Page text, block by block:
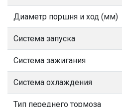
Диаметр поршня и ход (мм)
Система запуска
Система зажигания
Система охлаждения
Тип переднего тормоза